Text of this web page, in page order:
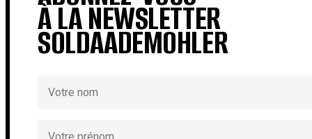
À LA NEWSLETTER
SOLDAADEMOHLER